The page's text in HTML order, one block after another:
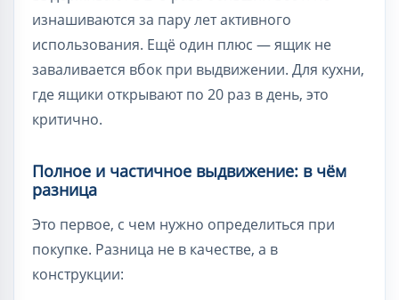
изнашиваются за пару лет активного
использования. Ещё один плюс — ящик не
заваливается вбок при выдвижении. Для кухни,
где ящики открывают по 20 раз в день, это
критично.
Полное и частичное выдвижение: в чём
разница
Это первое, с чем нужно определиться при
покупке. Разница не в качестве, а в
конструкции: